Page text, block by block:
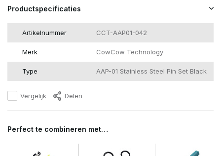
Productspecificaties
Artikelnummer CCT-AAP01-042
Merk CowCow Technology
Type AAP-01 Stainless Steel Pin Set Black
Vergelijk Delen
Perfect te combineren met…